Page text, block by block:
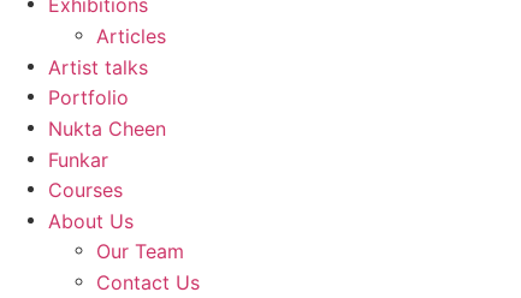
Articles
Artist talks
Portfolio
Nukta Cheen
Funkar
Courses
About Us
Our Team
Contact Us